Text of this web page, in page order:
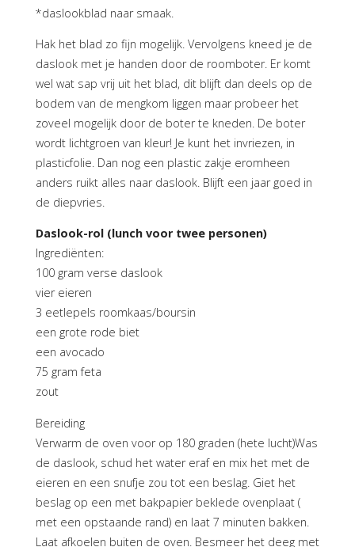
*daslookblad naar smaak.
Hak het blad zo fijn mogelijk. Vervolgens kneed je de
daslook met je handen door de roomboter. Er komt
wel wat sap vrij uit het blad, dit blijft dan deels op de
bodem van de mengkom liggen maar probeer het
zoveel mogelijk door de boter te kneden. De boter
wordt lichtgroen van kleur! Je kunt het invriezen, in
plasticfolie. Dan nog een plastic zakje eromheen
anders ruikt alles naar daslook. Blijft een jaar goed in
de diepvries.
Daslook-rol (lunch voor twee personen)
Ingrediënten:
100 gram verse daslook
vier eieren
3 eetlepels roomkaas/boursin
een grote rode biet
een avocado
75 gram feta
zout
Bereiding
Verwarm de oven voor op 180 graden (hete lucht)Was
de daslook, schud het water eraf en mix het met de
eieren en een snufje zou tot een beslag. Giet het
beslag op een met bakpapier beklede ovenplaat (
met een opstaande rand) en laat 7 minuten bakken.
Laat afkoelen buiten de oven. Besmeer het deeg met